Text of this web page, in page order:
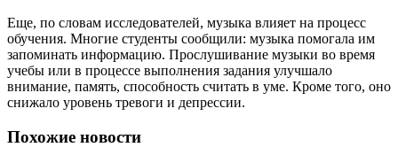
Еще, по словам исследователей, музыка влияет на процесс
обучения. Многие студенты сообщили: музыка помогала им
запоминать информацию. Прослушивание музыки во время
учебы или в процессе выполнения задания улучшало
внимание, память, способность считать в уме. Кроме того, оно
снижало уровень тревоги и депрессии.
Похожие новости